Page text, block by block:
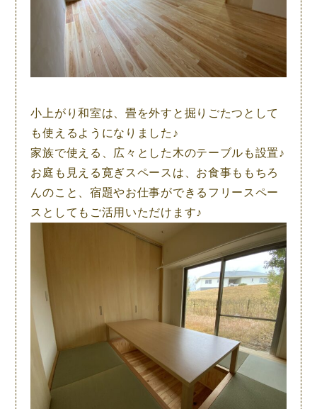
小上がり和室は、畳を外すと掘りごたつとして
も使えるようになりました♪
家族で使える、広々とした木のテーブルも設置♪
お庭も見える寛ぎスペースは、お食事ももちろ
んのこと、宿題やお仕事ができるフリースペー
スとしてもご活用いただけます♪